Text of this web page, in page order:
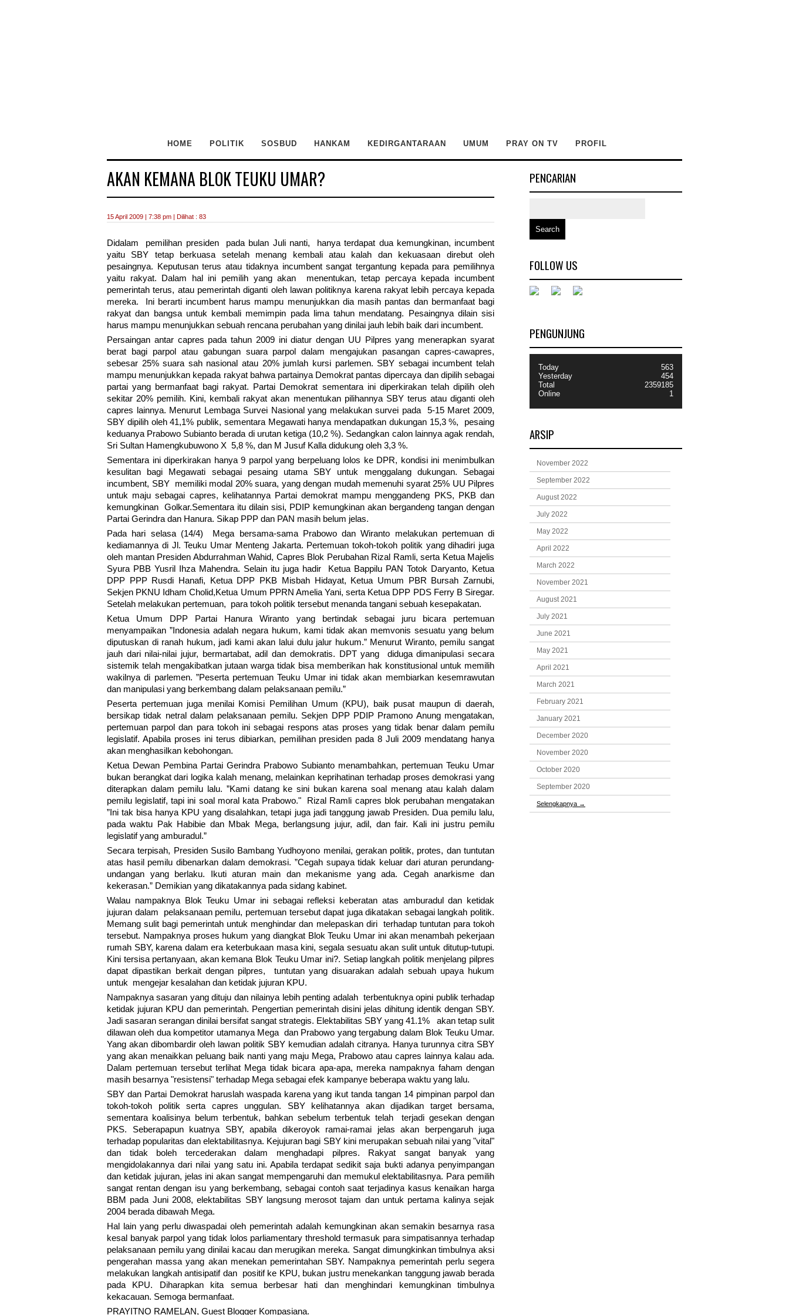
HOME POLITIK SOSBUD HANKAM KEDIRGANTARAAN UMUM PRAY ON TV PROFIL
AKAN KEMANA BLOK TEUKU UMAR?
15 April 2009 | 7:38 pm | Dilihat : 83
Didalam pemilihan presiden pada bulan Juli nanti, hanya terdapat dua kemungkinan, incumbent
yaitu SBY tetap berkuasa setelah menang kembali atau kalah dan kekuasaan direbut oleh
pesaingnya. Keputusan terus atau tidaknya incumbent sangat tergantung kepada para pemilihnya
yaitu rakyat. Dalam hal ini pemilih yang akan menentukan, tetap percaya kepada incumbent
pemerintah terus, atau pemerintah diganti oleh lawan politiknya karena rakyat lebih percaya kepada
mereka. Ini berarti incumbent harus mampu menunjukkan dia masih pantas dan bermanfaat bagi
rakyat dan bangsa untuk kembali memimpin pada lima tahun mendatang. Pesaingnya dilain sisi
harus mampu menunjukkan sebuah rencana perubahan yang dinilai jauh lebih baik dari incumbent.
Persaingan antar capres pada tahun 2009 ini diatur dengan UU Pilpres yang menerapkan syarat
berat bagi parpol atau gabungan suara parpol dalam mengajukan pasangan capres-cawapres,
sebesar 25% suara sah nasional atau 20% jumlah kursi parlemen. SBY sebagai incumbent telah
mampu menunjukkan kepada rakyat bahwa partainya Demokrat pantas dipercaya dan dipilih sebagai
partai yang bermanfaat bagi rakyat. Partai Demokrat sementara ini diperkirakan telah dipilih oleh
sekitar 20% pemilih. Kini, kembali rakyat akan menentukan pilihannya SBY terus atau diganti oleh
capres lainnya. Menurut Lembaga Survei Nasional yang melakukan survei pada 5-15 Maret 2009,
SBY dipilih oleh 41,1% publik, sementara Megawati hanya mendapatkan dukungan 15,3 %, pesaing
keduanya Prabowo Subianto berada di urutan ketiga (10,2 %). Sedangkan calon lainnya agak rendah,
Sri Sultan Hamengkubuwono X 5,8 %, dan M Jusuf Kalla didukung oleh 3,3 %.
Sementara ini diperkirakan hanya 9 parpol yang berpeluang lolos ke DPR, kondisi ini menimbulkan
kesulitan bagi Megawati sebagai pesaing utama SBY untuk menggalang dukungan. Sebagai
incumbent, SBY memiliki modal 20% suara, yang dengan mudah memenuhi syarat 25% UU Pilpres
untuk maju sebagai capres, kelihatannya Partai demokrat mampu menggandeng PKS, PKB dan
kemungkinan Golkar.Sementara itu dilain sisi, PDIP kemungkinan akan bergandeng tangan dengan
Partai Gerindra dan Hanura. Sikap PPP dan PAN masih belum jelas.
Pada hari selasa (14/4) Mega bersama-sama Prabowo dan Wiranto melakukan pertemuan di
kediamannya di Jl. Teuku Umar Menteng Jakarta. Pertemuan tokoh-tokoh politik yang dihadiri juga
oleh mantan Presiden Abdurrahman Wahid, Capres Blok Perubahan Rizal Ramli, serta Ketua Majelis
Syura PBB Yusril Ihza Mahendra. Selain itu juga hadir Ketua Bappilu PAN Totok Daryanto, Ketua
DPP PPP Rusdi Hanafi, Ketua DPP PKB Misbah Hidayat, Ketua Umum PBR Bursah Zarnubi,
Sekjen PKNU Idham Cholid,Ketua Umum PPRN Amelia Yani, serta Ketua DPP PDS Ferry B Siregar.
Setelah melakukan pertemuan, para tokoh politik tersebut menanda tangani sebuah kesepakatan.
Ketua Umum DPP Partai Hanura Wiranto yang bertindak sebagai juru bicara pertemuan
menyampaikan ”Indonesia adalah negara hukum, kami tidak akan memvonis sesuatu yang belum
diputuskan di ranah hukum, jadi kami akan lalui dulu jalur hukum.” Menurut Wiranto, pemilu sangat
jauh dari nilai-nilai jujur, bermartabat, adil dan demokratis. DPT yang diduga dimanipulasi secara
sistemik telah mengakibatkan jutaan warga tidak bisa memberikan hak konstitusional untuk memilih
wakilnya di parlemen. ”Peserta pertemuan Teuku Umar ini tidak akan membiarkan kesemrawutan
dan manipulasi yang berkembang dalam pelaksanaan pemilu.”
Peserta pertemuan juga menilai Komisi Pemilihan Umum (KPU), baik pusat maupun di daerah,
bersikap tidak netral dalam pelaksanaan pemilu. Sekjen DPP PDIP Pramono Anung mengatakan,
pertemuan parpol dan para tokoh ini sebagai respons atas proses yang tidak benar dalam pemilu
legislatif. Apabila proses ini terus dibiarkan, pemilihan presiden pada 8 Juli 2009 mendatang hanya
akan menghasilkan kebohongan.
Ketua Dewan Pembina Partai Gerindra Prabowo Subianto menambahkan, pertemuan Teuku Umar
bukan berangkat dari logika kalah menang, melainkan keprihatinan terhadap proses demokrasi yang
diterapkan dalam pemilu lalu. ”Kami datang ke sini bukan karena soal menang atau kalah dalam
pemilu legislatif, tapi ini soal moral kata Prabowo." Rizal Ramli capres blok perubahan mengatakan
”Ini tak bisa hanya KPU yang disalahkan, tetapi juga jadi tanggung jawab Presiden. Dua pemilu lalu,
pada waktu Pak Habibie dan Mbak Mega, berlangsung jujur, adil, dan fair. Kali ini justru pemilu
legislatif yang amburadul.”
Secara terpisah, Presiden Susilo Bambang Yudhoyono menilai, gerakan politik, protes, dan tuntutan
atas hasil pemilu dibenarkan dalam demokrasi. ”Cegah supaya tidak keluar dari aturan perundang-
undangan yang berlaku. Ikuti aturan main dan mekanisme yang ada. Cegah anarkisme dan
kekerasan.” Demikian yang dikatakannya pada sidang kabinet.
Walau nampaknya Blok Teuku Umar ini sebagai refleksi keberatan atas amburadul dan ketidak
jujuran dalam pelaksanaan pemilu, pertemuan tersebut dapat juga dikatakan sebagai langkah politik.
Memang sulit bagi pemerintah untuk menghindar dan melepaskan diri terhadap tuntutan para tokoh
tersebut. Nampaknya proses hukum yang diangkat Blok Teuku Umar ini akan menambah pekerjaan
rumah SBY, karena dalam era keterbukaan masa kini, segala sesuatu akan sulit untuk ditutup-tutupi.
Kini tersisa pertanyaan, akan kemana Blok Teuku Umar ini?. Setiap langkah politik menjelang pilpres
dapat dipastikan berkait dengan pilpres, tuntutan yang disuarakan adalah sebuah upaya hukum
untuk mengejar kesalahan dan ketidak jujuran KPU.
Nampaknya sasaran yang dituju dan nilainya lebih penting adalah terbentuknya opini publik terhadap
ketidak jujuran KPU dan pemerintah. Pengertian pemerintah disini jelas dihitung identik dengan SBY.
Jadi sasaran serangan dinilai bersifat sangat strategis. Elektabilitas SBY yang 41.1% akan tetap sulit
dilawan oleh dua kompetitor utamanya Mega dan Prabowo yang tergabung dalam Blok Teuku Umar.
Yang akan dibombardir oleh lawan politik SBY kemudian adalah citranya. Hanya turunnya citra SBY
yang akan menaikkan peluang baik nanti yang maju Mega, Prabowo atau capres lainnya kalau ada.
Dalam pertemuan tersebut terlihat Mega tidak bicara apa-apa, mereka nampaknya faham dengan
masih besarnya "resistensi" terhadap Mega sebagai efek kampanye beberapa waktu yang lalu.
SBY dan Partai Demokrat haruslah waspada karena yang ikut tanda tangan 14 pimpinan parpol dan
tokoh-tokoh politik serta capres unggulan. SBY kelihatannya akan dijadikan target bersama,
sementara koalisinya belum terbentuk, bahkan sebelum terbentuk telah terjadi gesekan dengan
PKS. Seberapapun kuatnya SBY, apabila dikeroyok ramai-ramai jelas akan berpengaruh juga
terhadap popularitas dan elektabilitasnya. Kejujuran bagi SBY kini merupakan sebuah nilai yang "vital"
dan tidak boleh tercederakan dalam menghadapi pilpres. Rakyat sangat banyak yang
mengidolakannya dari nilai yang satu ini. Apabila terdapat sedikit saja bukti adanya penyimpangan
dan ketidak jujuran, jelas ini akan sangat mempengaruhi dan memukul elektabilitasnya. Para pemilih
sangat rentan dengan isu yang berkembang, sebagai contoh saat terjadinya kasus kenaikan harga
BBM pada Juni 2008, elektabilitas SBY langsung merosot tajam dan untuk pertama kalinya sejak
2004 berada dibawah Mega.
Hal lain yang perlu diwaspadai oleh pemerintah adalah kemungkinan akan semakin besarnya rasa
kesal banyak parpol yang tidak lolos parliamentary threshold termasuk para simpatisannya terhadap
pelaksanaan pemilu yang dinilai kacau dan merugikan mereka. Sangat dimungkinkan timbulnya aksi
pengerahan massa yang akan menekan pemerintahan SBY. Nampaknya pemerintah perlu segera
melakukan langkah antisipatif dan positif ke KPU, bukan justru menekankan tanggung jawab berada
pada KPU. Diharapkan kita semua berbesar hati dan menghindari kemungkinan timbulnya
kekacauan. Semoga bermanfaat.
PRAYITNO RAMELAN, Guest Blogger Kompasiana.
PENCARIAN
FOLLOW US
PENGUNJUNG
Today
Yesterday
Total
Online
563
454
2359185
1
ARSIP
November 2022
September 2022
August 2022
July 2022
May 2022
April 2022
March 2022
November 2021
August 2021
July 2021
June 2021
May 2021
April 2021
March 2021
February 2021
January 2021
December 2020
November 2020
October 2020
September 2020
Selengkapnya →